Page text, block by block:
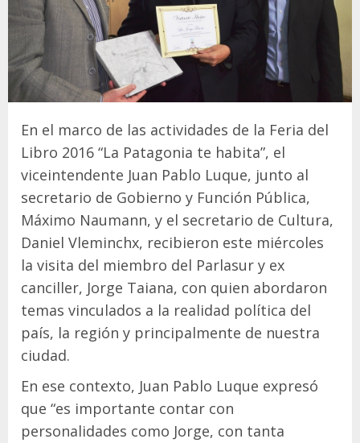
En el marco de las actividades de la Feria del
Libro 2016 “La Patagonia te habita”, el
viceintendente Juan Pablo Luque, junto al
secretario de Gobierno y Función Pública,
Máximo Naumann, y el secretario de Cultura,
Daniel Vleminchx, recibieron este miércoles
la visita del miembro del Parlasur y ex
canciller, Jorge Taiana, con quien abordaron
temas vinculados a la realidad política del
país, la región y principalmente de nuestra
ciudad.
En ese contexto, Juan Pablo Luque expresó
que “es importante contar con
personalidades como Jorge, con tanta